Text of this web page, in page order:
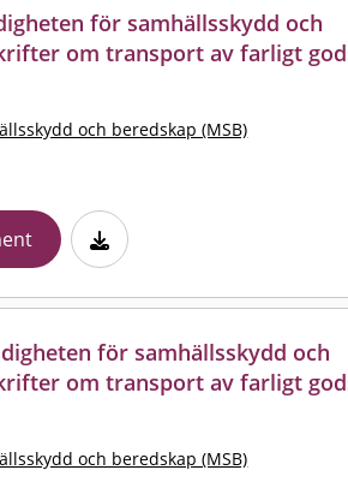
för samhällsskydd och
om transport av farligt
och beredskap (MSB)
för samhällsskydd och
om transport av farligt
och beredskap (MSB)